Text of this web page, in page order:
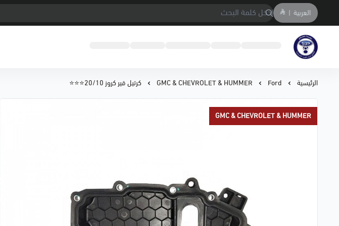
العربية |
متجر المحمادي لقطع السيارات
الرئيسية Ford
GMC & CHEVROLET & HUMMER كرتيل قير كروز 20/10⭐⭐⭐
GMC & CHEVROLET & HUMMER